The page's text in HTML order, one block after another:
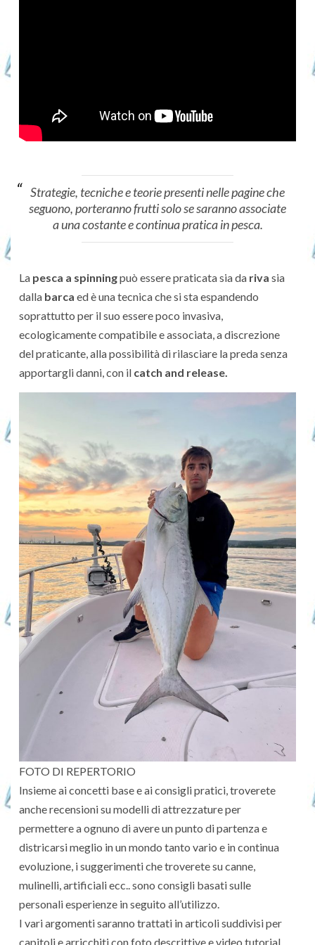
Strategie, tecniche e teorie presenti nelle pagine che
seguono, porteranno frutti solo se saranno associate
a una costante e continua pratica in pesca.
La pesca a spinningpuò essere praticata sia da riva sia
dalla barca ed è una tecnica che si sta espandendo
soprattutto per il suo essere poco invasiva,
ecologicamente compatibile e associata, a discrezione
del praticante, alla possibilità di rilasciare la preda senza
apportargli danni, con il catch and release.
FOTO DI REPERTORIO
Insieme ai concetti base e ai consigli pratici, troverete
anche recensioni su modelli di attrezzature per
permettere a ognuno di avere un punto di partenza e
districarsi meglio in un mondo tanto vario e in continua
evoluzione, i suggerimenti che troverete su canne,
mulinelli, artificiali ecc.. sono consigli basati sulle
personali esperienze in seguito all’utilizzo.
I vari argomenti saranno trattati in articoli suddivisi per
capitoli e arricchiti con foto descrittive e video tutorial